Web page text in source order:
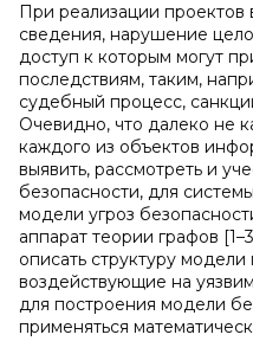
При реализации проектов
сведения, нарушение
доступ к которым могут
последствиям, таким,
судебный процесс,
Очевидно, что далеко не
каждого из объектов
выявить, рассмотреть и
безопасности, для
модели угроз
аппарат теории графов
описать структуру модели
воздействующие на
для построения модели
применяться